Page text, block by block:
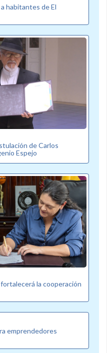
habitantes de El
de Carlos
Espejo
la cooperación
emprendedores